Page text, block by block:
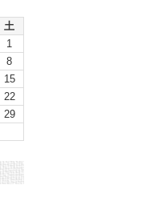
土
1
8
15
22
29